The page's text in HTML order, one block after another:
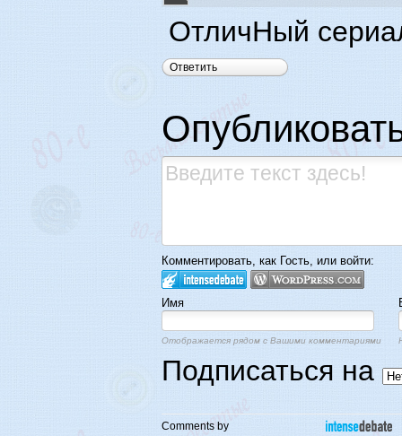
ОтличНый
Ответить
Комментировать, как Гость, или войти:
Имя
Отображается рядом с Вашими комментариями
Подписаться на
Comments by